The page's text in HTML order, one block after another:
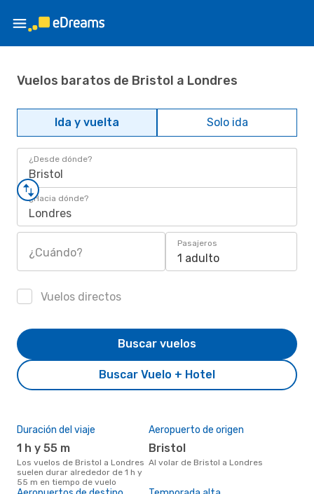
Vuelos baratos de Bristol a Londres
Ida y vuelta Solo ida
¿Desde dónde?
Bristol
¿Hacia dónde?
Londres
¿Cuándo?
Pasajeros
1 adulto
Vuelos directos
Buscar Vuelo + Hotel
Buscar vuelos
Duración del viaje
1 h y 55 m
Los vuelos de Bristol a Londres
suelen durar alrededor de 1 h y
55 m en tiempo de vuelo
Aeropuerto de origen
Bristol
Al volar de Bristol a Londres